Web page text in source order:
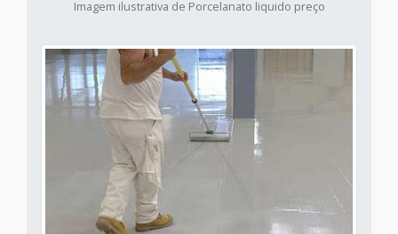
Imagem ilustrativa de Porcelanato liquido preço